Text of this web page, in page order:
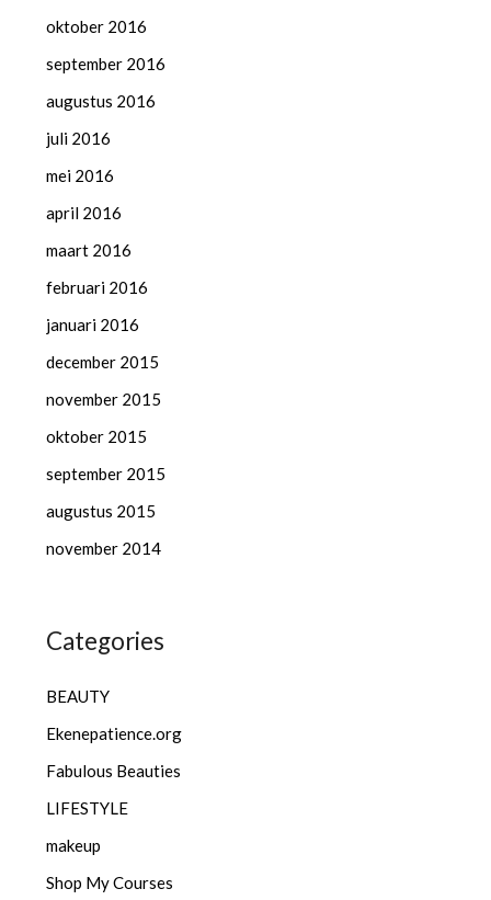
oktober 2016
september 2016
augustus 2016
juli 2016
mei 2016
april 2016
maart 2016
februari 2016
januari 2016
december 2015
november 2015
oktober 2015
september 2015
augustus 2015
november 2014
Categories
BEAUTY
Ekenepatience.org
Fabulous Beauties
LIFESTYLE
makeup
Shop My Courses